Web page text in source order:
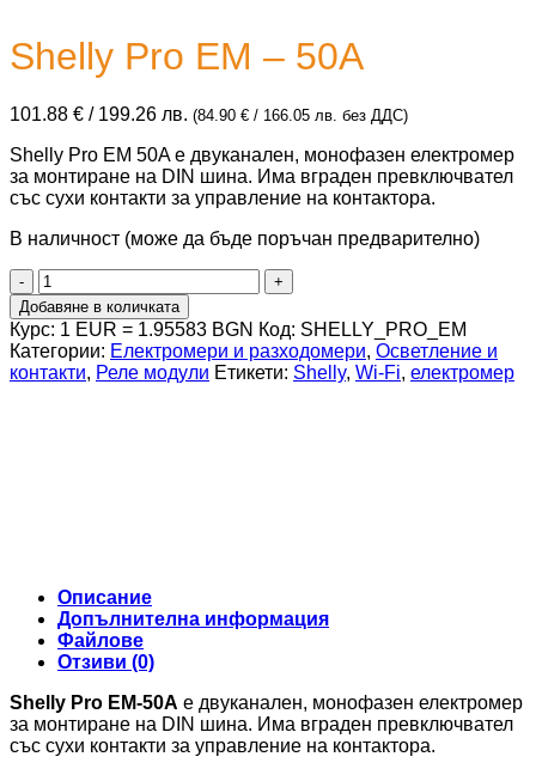
Shelly Pro EM – 50A
101.88 € / 199.26 лв. (84.90 € / 166.05 лв. без ДДС)
Shelly Pro EM 50A е двуканален, монофазен електромер
за монтиране на DIN шина. Има вграден превключвател
със сухи контакти за управление на контактора.
В наличност (може да бъде поръчан предварително)
количество
за
Shelly
Pro
EM
-
Добавяне в количката
Курс: 1 EUR = 1.95583 BGN Код: SHELLY_PRO_EM
Категории: Електромери и разходомери, Осветление и
контакти, Реле модули Етикети: Shelly, Wi-Fi, електромер
Описание
Допълнителна информация
Файлове
Отзиви (0)
Shelly Pro EM-50A е двуканален, монофазен електромер
за монтиране на DIN шина. Има вграден превключвател
със сухи контакти за управление на контактора.